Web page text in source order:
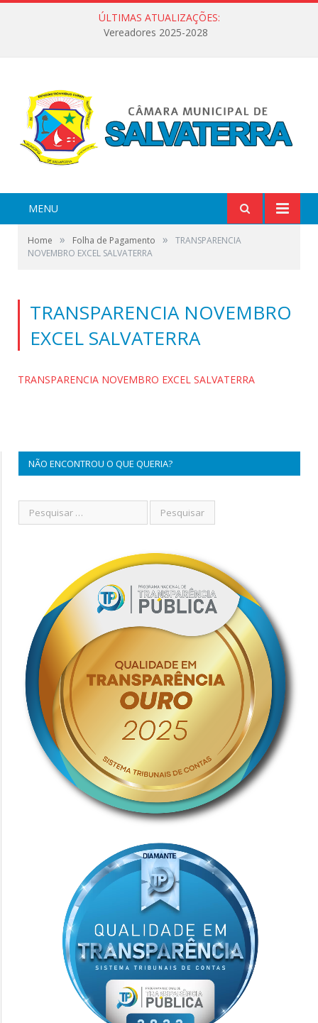
ÚLTIMAS ATUALIZAÇÕES:
Vereadores 2025-2028
MENU
Home » Folha de Pagamento »
TRANSPARENCIA
NOVEMBRO EXCEL SALVATERRA
TRANSPARENCIA NOVEMBRO
EXCEL SALVATERRA
TRANSPARENCIA NOVEMBRO EXCEL SALVATERRA
NÃO ENCONTROU O QUE QUERIA?